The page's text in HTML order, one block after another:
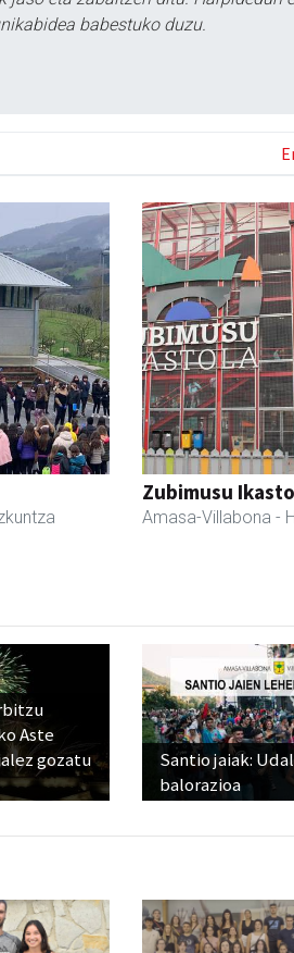
babestuko duzu.
Zubimusu
Amasa-Villabona -
Aste
gozatu
Santio jaiak:
balorazioa